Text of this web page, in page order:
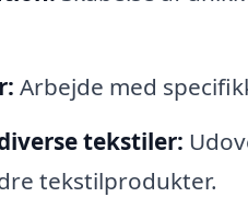
Arbejde med
tekstiler:
tekstilprodukter.